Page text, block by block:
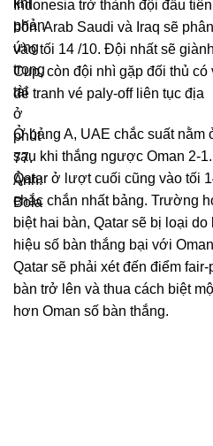
Indonesia trở thành đội đầu
bốn. Arab Saudi và Iraq sẽ
vào tối 14 /10. Đội nhất sẽ
Cup, còn đội nhì gặp đối thủ
để tranh vé paly-off liên tục địa
Ở bảng A, UAE chắc suất nằm
sau khi thắng ngược Oman 2-
Qatar ở lượt cuối cũng vào tối
chắc chắn nhất bảng. Trường
biệt hai bàn, Qatar sẽ bị loại
hiệu số bàn thắng bại với
Qatar sẽ phải xét đến điểm
bàn trở lên và thua cách biệt
hơn Oman số bàn thắng.